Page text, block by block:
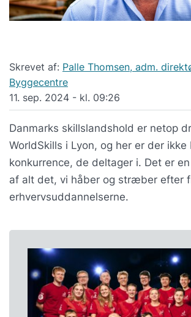
Skrevet af: Palle Thomsen, adm.
Byggecentre
11. sep. 2024 - kl. 09:26
Danmarks skillslandshold er netop
WorldSkills i Lyon, og her er der
konkurrence, de deltager i. Det er
af alt det, vi håber og stræber efter
erhvervsuddannelserne.